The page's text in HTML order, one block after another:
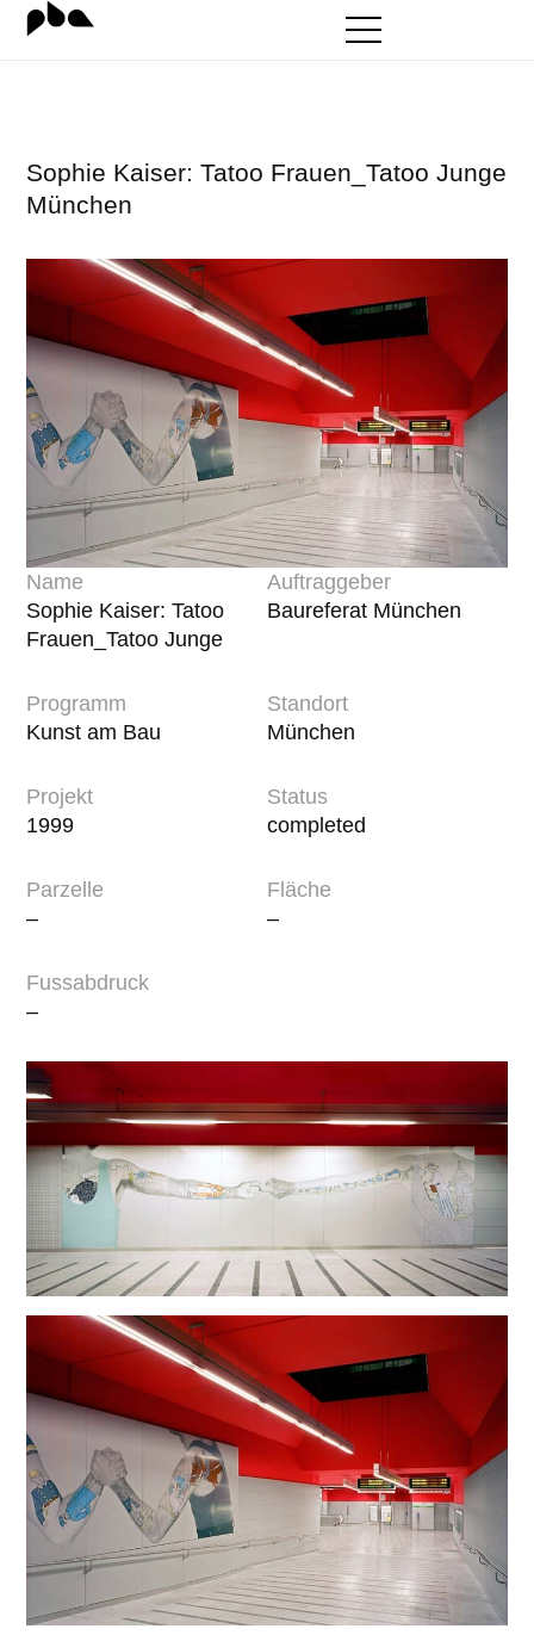
Sophie Kaiser: Tatoo Frauen_Tatoo Junge
München
Name
Sophie Kaiser: Tatoo
Frauen_Tatoo Junge
Auftraggeber
Baureferat München
Programm
Kunst am Bau
Standort
München
Projekt
1999
Status
completed
Parzelle
–
Fläche
–
Fussabdruck
–